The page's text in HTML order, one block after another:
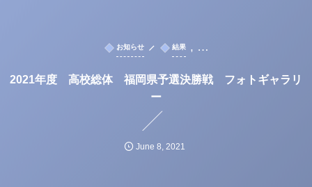
お知らせ 結果 , …
2021年度 高校総体 福岡県予選決勝戦 フォトギャラリ
ー
June 8, 2021